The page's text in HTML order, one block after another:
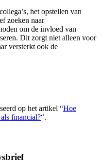
het opstellen van
zoeken naar
om de invloed van
Dit zorgt niet alleen voor
versterkt ook de
op het artikel “Hoe
financial?“.